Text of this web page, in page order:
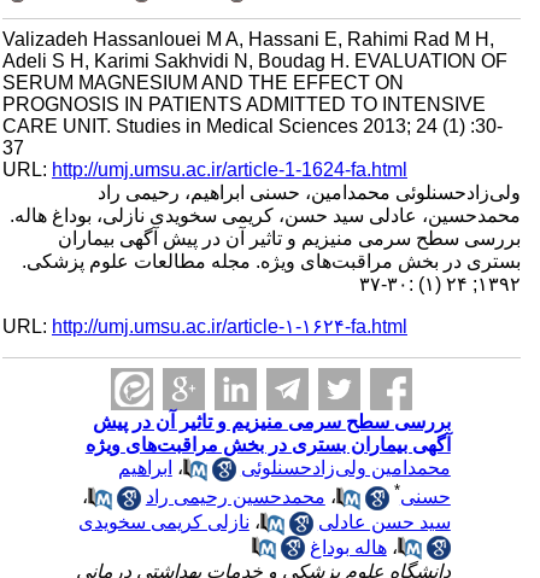
Valizadeh Hassanlouei M A, Hassani E, Rahimi Rad M H,
Adeli S H, Karimi Sakhvidi N, Boudag H. EVALUATION OF
SERUM MAGNESIUM AND THE EFFECT ON
PROGNOSIS IN PATIENTS ADMITTED TO INTENSIVE
CARE UNIT. Studies in Medical Sciences 2013; 24 (1) :30-
37
URL:http://umj.umsu.ac.ir/article-1-1624-fa.html
ولی‌زادحسنلوئی محمدامین، حسنی ابراهیم، رحیمی راد
محمدحسین، عادلی سید حسن، کریمی سخویدی نازلی، بوداغ هاله.
بررسی سطح سرمی منیزیم و تاثیر آن در پیش آگهی بیماران
بستری در بخش مراقبت‌های ویژه. مجله مطالعات علوم پزشکی.
۱۳۹۲; ۲۴ (۱) :۳۰-۳۷
URL:http://umj.umsu.ac.ir/article-۱-۱۶۲۴-fa.html
بررسی سطح سرمی منیزیم و تاثیر آن در پیش
آگهی بیماران بستری در بخش مراقبت‌های ویژه
محمدامین ولی‌زادحسنلوئی
،ابراهیم
حسنی
،محمدحسین رحیمی راد
،
سید حسن عادلی
،نازلی کریمی سخویدی
، هاله بوداغ
دانشگاه علوم پزشکی و خدمات بهداشتی درمانی